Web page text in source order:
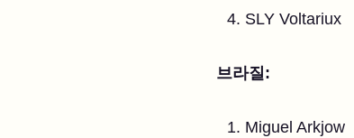
SLY Voltariux
브라질:
Miguel Arkjow